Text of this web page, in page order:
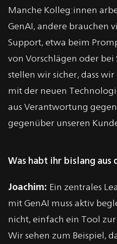
Manche Kolleg:innen
GenAI, andere brauchen
Support, etwa beim
von Vorschlägen oder bei
stellen wir sicher, dass
mit der neuen
aus Verantwortung
gegenüber unseren
Was habt ihr bislang
Joachim: Ein zentrales
mit GenAI muss aktiv
nicht, einfach ein Tool
Wir sehen zum Beispiel,